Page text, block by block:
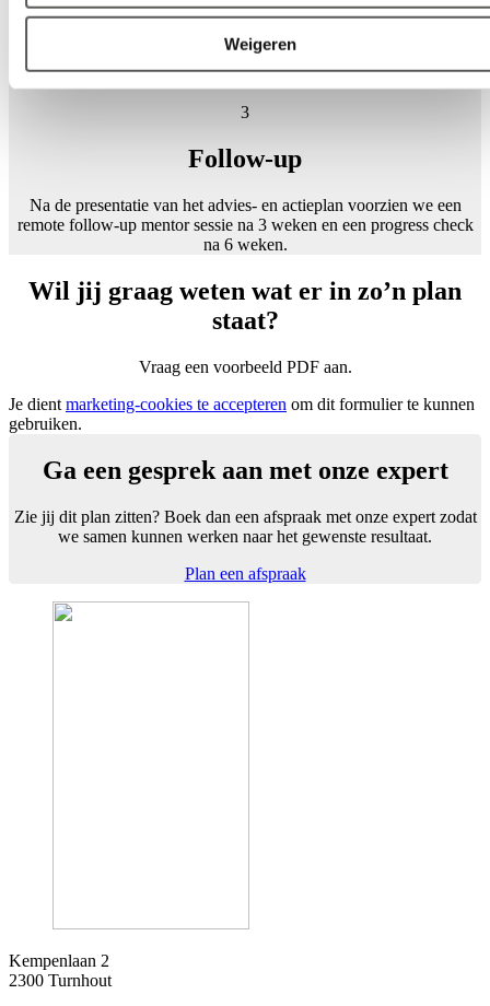
Weigeren
Advies- en actieplan
Na het assessment organiseren we een closing session waarin
bevindingen en aanbevelingen gepresenteerd worden.
3
Follow-up
Na de presentatie van het advies- en actieplan voorzien we een
remote follow-up mentor sessie na 3 weken en een progress check
na 6 weken.
Wil jij graag weten wat er in zo’n plan
staat?
Vraag een voorbeeld PDF aan.
Je dient marketing-cookies te accepteren om dit formulier te kunnen
gebruiken.
Ga een gesprek aan met onze expert
Zie jij dit plan zitten? Boek dan een afspraak met onze expert zodat
we samen kunnen werken naar het gewenste resultaat.
Plan een afspraak
Kempenlaan 2
2300 Turnhout